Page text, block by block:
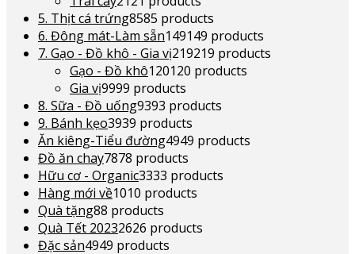
5. Thịt cá trứng8585 products
6. Đông mát-Làm sẵn149149 products
7. Gạo - Đồ khô - Gia vị219219 products
Gạo - Đồ khô120120 products
Gia vị9999 products
8. Sữa - Đồ uống9393 products
9. Bánh kẹo3939 products
Ăn kiêng-Tiểu đường4949 products
Đồ ăn chay7878 products
Hữu cơ - Organic3333 products
Hàng mới về1010 products
Quà tặng88 products
Quà Tết 20232626 products
Đặc sản4949 products